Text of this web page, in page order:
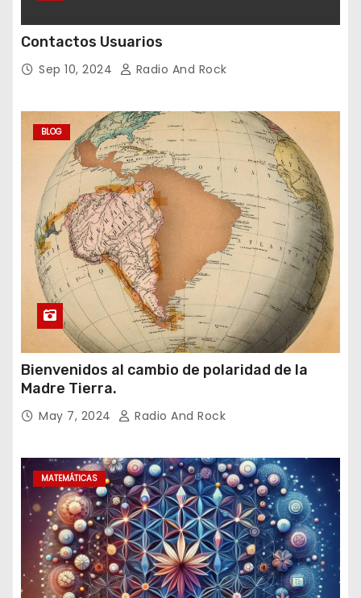
Contactos Usuarios
Sep 10, 2024 Radio And Rock
BLOG
Bienvenidos al cambio de polaridad de la
Madre Tierra.
May 7, 2024 Radio And Rock
MATEMÁTICAS